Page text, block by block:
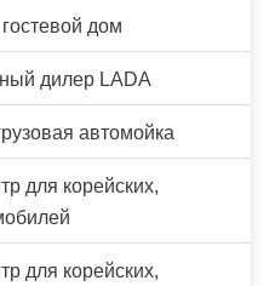
дом
дилер LADA
автомойка
для корейских,
для корейских,